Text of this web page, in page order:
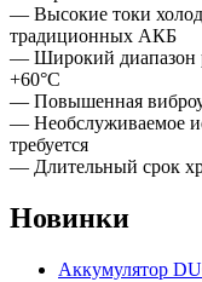
— Высокие токи
традиционных АКБ
— Широкий диапазон
+60°С
— Повышенная
— Необслуживаемое
требуется
— Длительный срок
Новинки
Аккумулятор